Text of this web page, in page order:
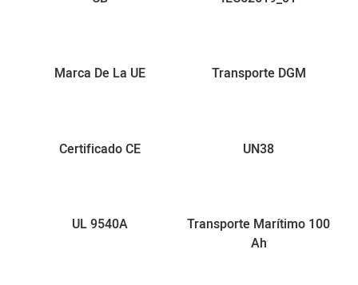
Marca De La UE Transporte DGM
Certificado CE UN38
UL 9540A
Transporte Marítimo 100
Ah